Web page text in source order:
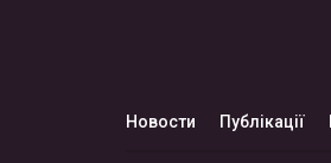
Новости Публікації